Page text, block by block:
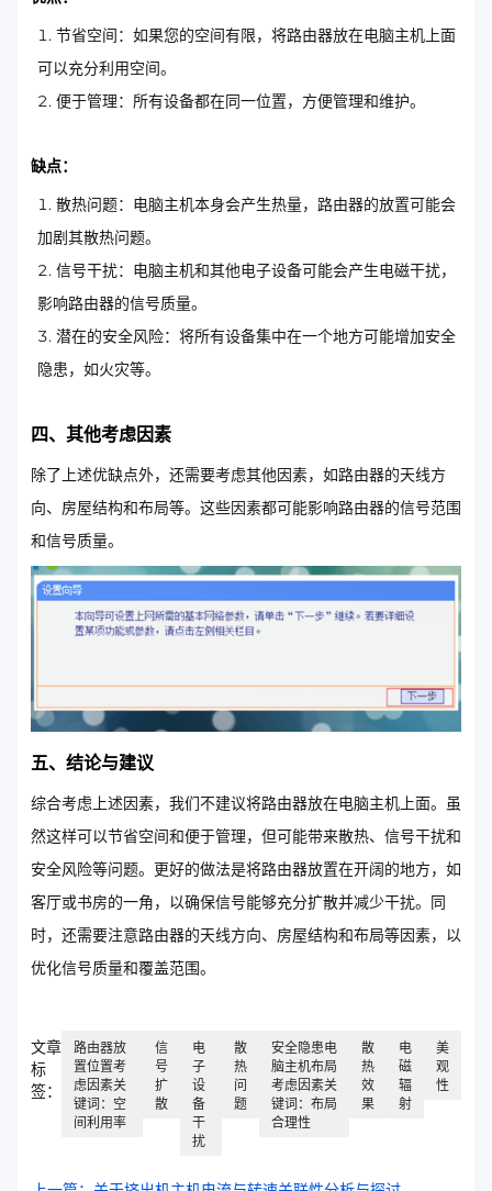
节省空间：如果您的空间有限，将路由器放在电脑主机上面
可以充分利用空间。
便于管理：所有设备都在同一位置，方便管理和维护。
缺点：
散热问题：电脑主机本身会产生热量，路由器的放置可能会
加剧其散热问题。
信号干扰：电脑主机和其他电子设备可能会产生电磁干扰，
影响路由器的信号质量。
潜在的安全风险：将所有设备集中在一个地方可能增加安全
隐患，如火灾等。
四、其他考虑因素
除了上述优缺点外，还需要考虑其他因素，如路由器的天线方
向、房屋结构和布局等。这些因素都可能影响路由器的信号范围
和信号质量。
五、结论与建议
综合考虑上述因素，我们不建议将路由器放在电脑主机上面。虽
然这样可以节省空间和便于管理，但可能带来散热、信号干扰和
安全风险等问题。更好的做法是将路由器放置在开阔的地方，如
客厅或书房的一角，以确保信号能够充分扩散并减少干扰。同
时，还需要注意路由器的天线方向、房屋结构和布局等因素，以
优化信号质量和覆盖范围。
文章
标
签：
路由器放
置位置考
虑因素关
键词：空
间利用率
信
号
扩
散
电
子
设
备
干
扰
散
热
问
题
安全隐患电
脑主机布局
考虑因素关
键词：布局
合理性
散
热
效
果
电
磁
辐
射
美
观
性